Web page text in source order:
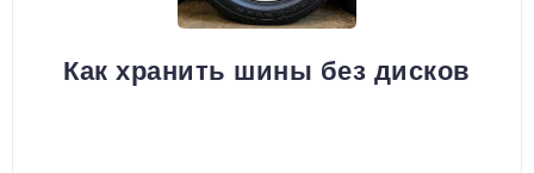
Как хранить шины без дисков